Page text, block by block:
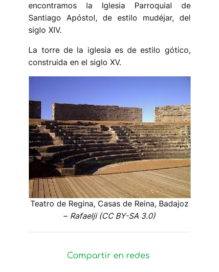
encontramos la Iglesia Parroquial de
Santiago Apóstol, de estilo mudéjar, del
siglo XIV.
La torre de la iglesia es de estilo gótico,
construida en el siglo XV.
Teatro de Regina, Casas de Reina, Badajoz
– Rafaelji (CC BY-SA 3.0)
Compartir en redes